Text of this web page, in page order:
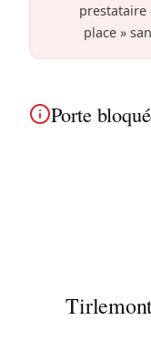
place »
Porte